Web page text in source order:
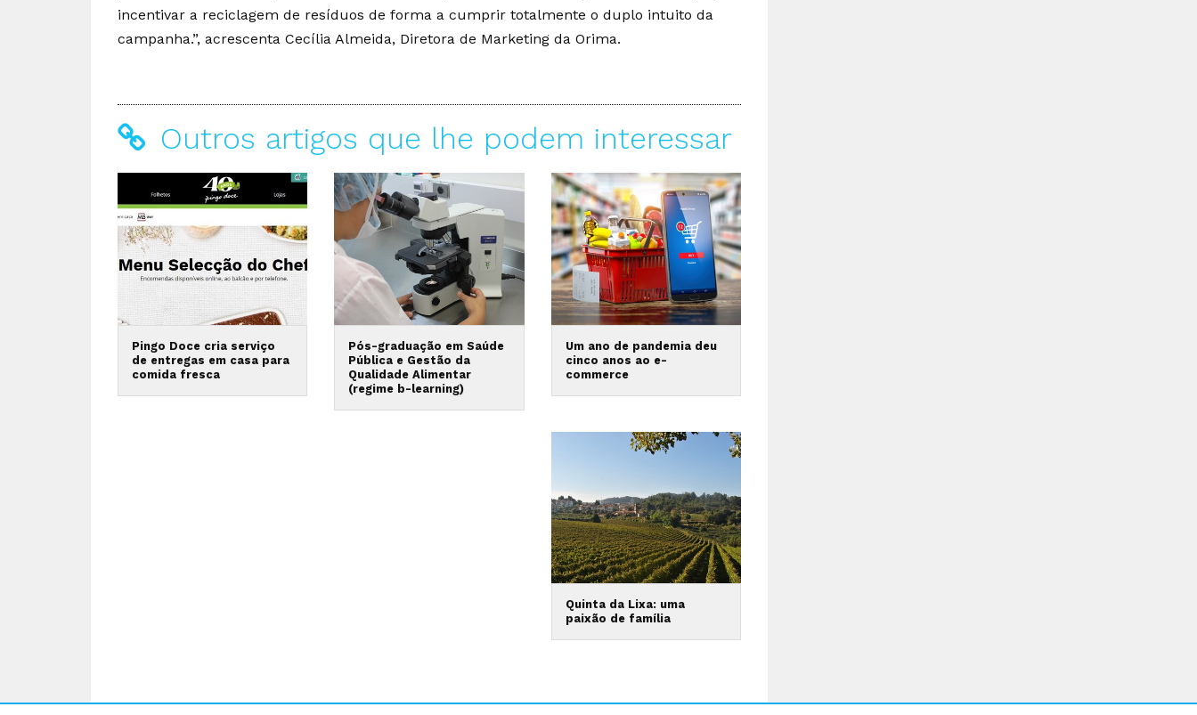
incentivar a reciclagem de resíduos de forma a cumprir totalmente o duplo intuito da
campanha.”, acrescenta Cecília Almeida, Diretora de Marketing da Orima.
Outros artigos que lhe podem interessar
Pingo Doce cria serviço
de entregas em casa para
comida fresca
Pós-graduação em Saúde
Pública e Gestão da
Qualidade Alimentar
(regime b-learning)
Um ano de pandemia deu
cinco anos ao e-
commerce
Quinta da Lixa: uma
paixão de família